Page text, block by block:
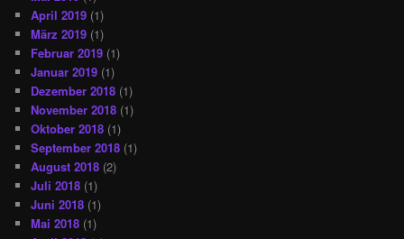
April 2019 (1)
März 2019 (1)
Februar 2019 (1)
Januar 2019 (1)
Dezember 2018 (1)
November 2018 (1)
Oktober 2018 (1)
September 2018 (1)
August 2018 (2)
Juli 2018 (1)
Juni 2018 (1)
Mai 2018 (1)